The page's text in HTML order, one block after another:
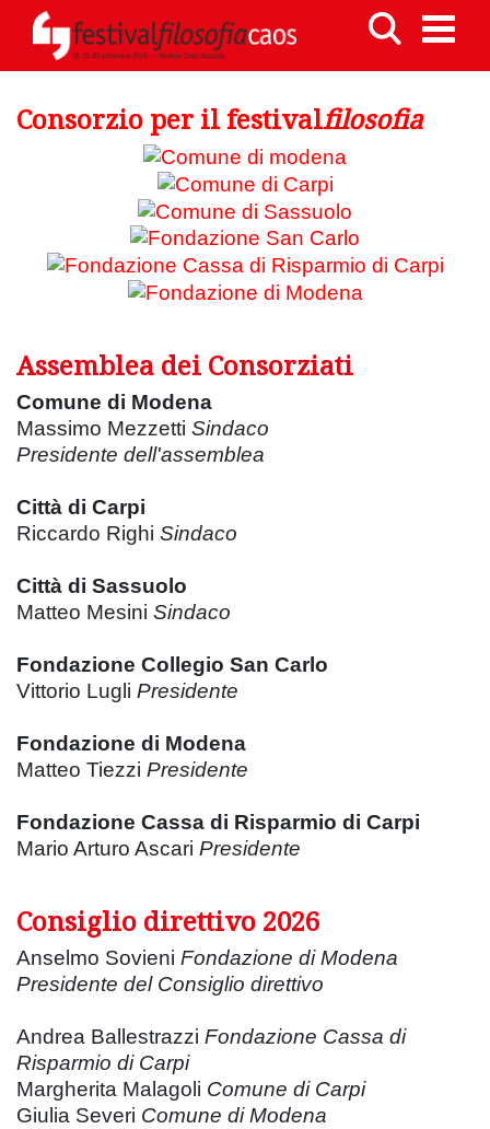
Consorzio per il festivalfilosofia
Assemblea dei Consorziati
Comune di Modena
Massimo Mezzetti Sindaco
Presidente dell'assemblea
Città di Carpi
Riccardo Righi Sindaco
Città di Sassuolo
Matteo Mesini Sindaco
Fondazione Collegio San Carlo
Vittorio Lugli Presidente
Fondazione di Modena
Matteo Tiezzi Presidente
Fondazione Cassa di Risparmio di Carpi
Mario Arturo Ascari Presidente
Consiglio direttivo 2026
Anselmo Sovieni Fondazione di Modena
Presidente del Consiglio direttivo
Andrea Ballestrazzi Fondazione Cassa di
Risparmio di Carpi
Margherita Malagoli Comune di Carpi
Giulia Severi Comune di Modena